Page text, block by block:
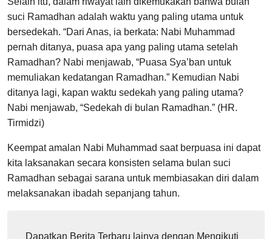
suci Ramadhan adalah waktu yang paling utama untuk
bersedekah. “Dari Anas, ia berkata: Nabi Muhammad
pernah ditanya, puasa apa yang paling utama setelah
Ramadhan? Nabi menjawab, “Puasa Sya’ban untuk
memuliakan kedatangan Ramadhan.” Kemudian Nabi
ditanya lagi, kapan waktu sedekah yang paling utama?
Nabi menjawab, “Sedekah di bulan Ramadhan.” (HR.
Tirmidzi)
Keempat amalan Nabi Muhammad saat berpuasa ini dapat
kita laksanakan secara konsisten selama bulan suci
Ramadhan sebagai sarana untuk membiasakan diri dalam
melaksanakan ibadah sepanjang tahun.
Dapatkan Berita Terbaru lainya dengan Mengikuti